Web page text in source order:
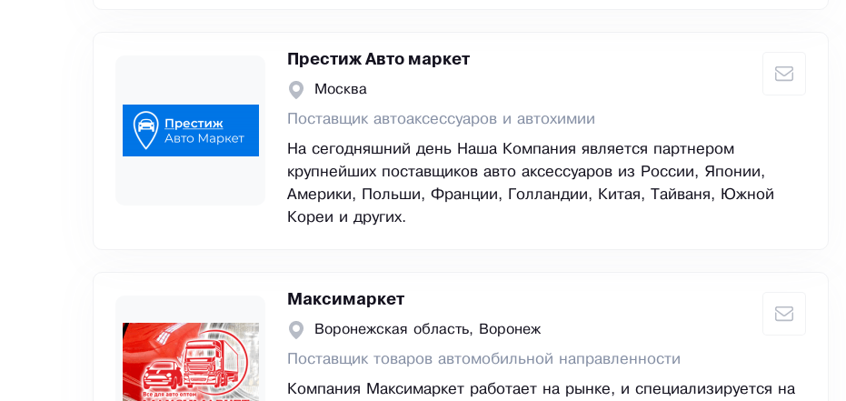
Престиж Авто маркет
Москва
Поставщик автоаксессуаров и автохимии
На сегодняшний день Наша Компания является партнером
крупнейших поставщиков авто аксессуаров из России, Японии,
Америки, Польши, Франции, Голландии, Китая, Тайваня, Южной
Кореи и других.
Максимаркет
Воронежская область, Воронеж
Поставщик товаров автомобильной направленности
Компания Максимаркет работает на рынке, и специализируется на